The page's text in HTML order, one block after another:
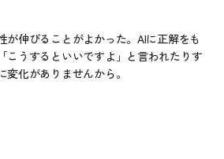
が伸びることがよかった。AIに正解をも
こうするといいですよ」と言われたりす
化がありませんから。